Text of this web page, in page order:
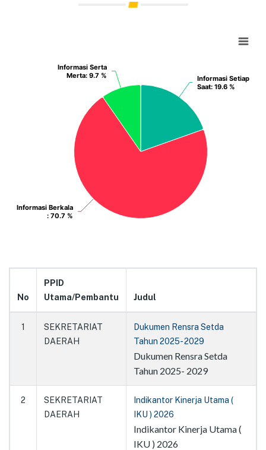
Informasi Setiap
Saat: 19.6 %
Informasi Setiap
Saat: 19.6 %
Informasi Berkala
: 70.7 %
Informasi Berkala
: 70.7 %
Informasi Serta
Merta: 9.7 %
Informasi Serta
Merta: 9.7 %
No
PPID
Utama/Pembantu
Judul
1
SEKRETARIAT
DAERAH
Dukumen Rensra Setda
Tahun 2025- 2029
Dukumen Rensra Setda
Tahun 2025- 2029
2
SEKRETARIAT
DAERAH
Indikantor Kinerja Utama (
IKU ) 2026
Indikantor Kinerja Utama (
IKU ) 2026